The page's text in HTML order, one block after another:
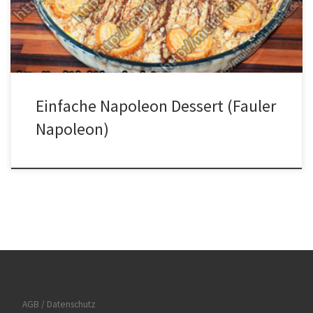
die Creme außer die Butter in einen Topf geben und unter
ständigem rühren zum kochen bringen. Solange unter […]
Einfache Napoleon Dessert (Fauler
Napoleon)
AGB / Datenschutz